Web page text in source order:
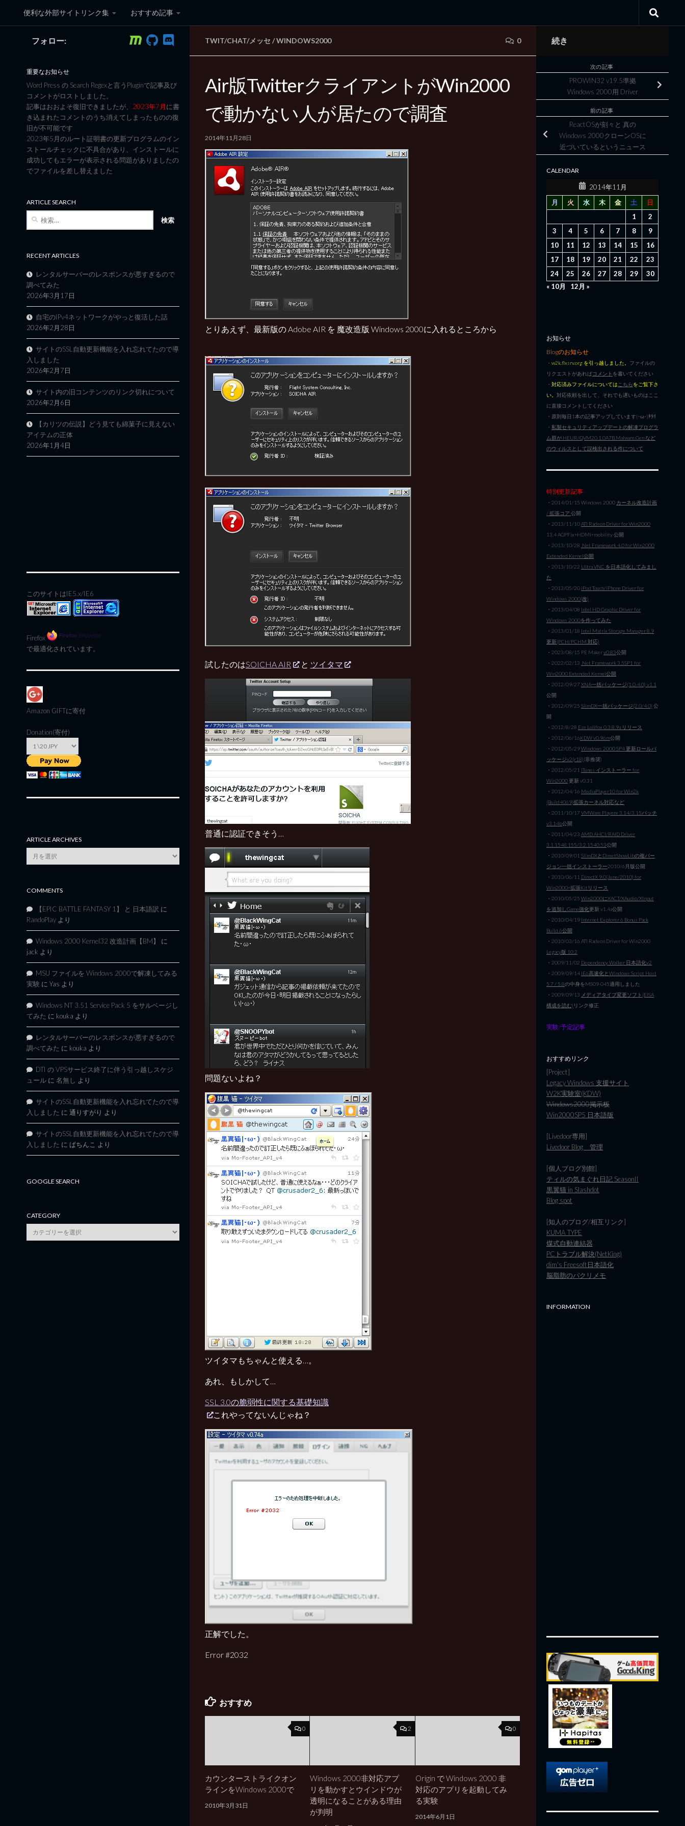
コンテンツへスキップ
便利な外部サイトリンク集 おすすめ記事
黒翼猫のコンピュータ日記 3rd Edition
TWIT/CHAT/メッセ /WINDOWS2000 0
Air版TwitterクライアントがWin2000
で動かない人が居たので調査
2014年11月28日
とりあえず、最新版の Adobe AIR を 魔改造版 Windows 2000に入れるところから
試したのはSOICHA AIR と ツイタマ
普通に認証できそう…
問題ないよね？
ツイタマもちゃんと使える…。
あれ、もしかして…
SSL 3.0の脆弱性に関する基礎知識
これやってないんじゃね？
正解でした。
Error #2032
おすすめ
0
カウンターストライクオン
ラインをWindows 2000で
2010年3月31日
2
Windows 2000非対応アプ
リを動かすとウインドウが
透明になることがある理由
が判明
0
Origin で Windows 2000 非
対応のアプリを起動してみ
る実験
2014年6月1日
フォロー:
重要なお知らせ
Word Press の Search Regexと言うPluginで記事及び
コメントがロストしました。
記事はおおよそ復旧できましたが、 2023年7月に書
き込まれたコメントのうち消えてしまったものの復
旧が不可能です
2023年5月のルート証明書の更新プログラムのイン
ストールチェックに不具合があり、インストールに
成功してもエラーが表示される問題がありましたの
でファイルを差し替えました
ARTICLE SEARCH
RECENT ARTICLES
レンタルサーバーのレスポンスが悪すぎるので
調べてみた
2026年3月17日
自宅のIPv4ネットワークがやっと復活した話
2026年2月28日
サイトのSSL自動更新機能を入れ忘れてたので導
入しました
2026年2月7日
サイト内の旧コンテンツのリンク切れについて
2026年2月6日
【カリツの伝説】どう見ても綿菓子に見えない
アイテムの正体
2026年1月4日
このサイトはIE5.x/IE6
Firefox
で最適化されています。
Amazon GIFTに寄付
Donation(寄付)
ARTICLE ARCHIVES
Article
Archives
COMMENTS
【EPIC BATTLE FANTASY 1】 と 日本語訳 に
RandoPlay より
Windows 2000 Kernel32 改造計画【BM】
に
jack より
MSU ファイルを Windows 2000で解凍してみる
実験 に Yas より
Windows NT 3.51 Service Pack 5 をサルベージし
てみた に kouka より
レンタルサーバーのレスポンスが悪すぎるので
調べてみた に kouka より
DTI の VPSサービス終了に伴う引っ越しスケジ
ュール に 名無し より
サイトのSSL自動更新機能を入れ忘れてたので導
入しました に 通りすがり より
サイトのSSL自動更新機能を入れ忘れてたので導
入しました に ぱちんこ より
GOOGLE SEARCH
CATEGORY
category
続き
次の記事
PROWIN32 v19.5準拠
Windows 2000用 Driver
前の記事
ReactOSが刻々と 真の
Windows 2000クローンOSに
近づいているというニュース
CALENDAR
2014年11月
月
火 水 木 金 土
日
1
2
3
4 5 6 7 8
9
10
11 12 13 14 15
16
17
18 19 20 21 22
23
24
25 26 27 28 29
30
« 10月
12月 »
お知らせ
Blogのお知らせ
・ w2k.flxsrv.org を引っ越しました。 ファイルの
リクエストがあればコメント を書いてください
・ 対応済みファイルについては こちらをご覧下さ
い。 対応依頼を出して、それでも遅いものはここ
に直接コメントしてください
・原則毎日1本の記事アップしています|･ω･)ﾁﾗﾘ
・ 私製セキュリティアップデートの解凍プログラ
ム群が HEUR/QVM20.1.0A7B.Malware.Gen など
のウィルスとして誤検出される件について
特別更新記事
・2014/01/15 Windows 2000 カーネル改造計画
/ 拡張コア 公開
・2013/11/10ATI Radeon Driver for Win2000
13.4 AGPFix+HDMI+mobility 公開
・2013/10/28 .Net Framework 4.0 for Win2000
Extended Kernel公開
・2013/10/22 Ultra VNC を日本語化してみまし
た
・2013/05/20 iPod Touch/iPhone Driver for
Windows 2000(改)
・2013/04/08 Intel HD Graphic Driver for
Windows 2000を作ってみた
・2013/01/18 Intel Matrix Storage Manager 8.9
更新(PCH/PCHM 対応)
・2023/08/15 PE Makerv0.83公開
・2022/02/13 .Net Framework 3.5SP1 for
Win2000 Extended Kernel公開
・2012/09/27XNA一括パッケージ(1.0-4.0) v1.1
公開
・2012/09/25 SlimDX一括パッケージ(2.0/4.0) 公
開
・2012/8/28 Ese Lolifox 0.3.8.9a リリース
・2012/06/16KDW v0.96m公開
・2012/05/29Windows 2000 SP4 更新ロールパ
ッケージv2(r18)(非推奨)
・2012/05/21 iTunes インストーラー for
Win2000更新 v0.31
・2012/04/16 MediaPlayer10 for Win2k
(Build4069)拡張カーネル対応など
・2011/10/17VMWare Playere 3.14/3.15パッチ
v3.14b公開
・2011/04/23 AMD AHCI/RAID Driver
3.1.1548.155/3.2.1540.53公開
・2010/09/01 SlimDXとDirectShowLibの複バー
ジョン一括インストーラー2010/6月版公開
・2010/06/11 DirectX 9.0(June/2010) for
Win2000+拡張Kitリリース
・2010/05/25 Win2000にXACT/XAudio/XInput
を追加しGame強化更新 v1.4a公開
・2010/04/19 Internet Explorer 6 Bonus Pack
Build 6公開
・2010/03/16 ATI Radeon Driver for Win2000
Legacy版 10.2
・2009/11/02 Dependency Walker 日本語化v2
・2009/09/14 IE6高速化とWindows Script Host
5.7 / 5.8の中身をMS09-045適用しました
・2009/09/13 メディアタイプ変更ソフト(EISA
構成を読む) リンク修正
実験/予定記事
おすすめリンク
[Project]
Legacy Windows 支援サイト
W2K実験室(KDW)
Windows2000掲示板
Win2000SP5 日本語版
[Livedoor専用]
Livedoor Blog 管理
[個人ブログ別館]
ティルの気まぐれ日記 SeasonII
黒翼猫 in Slashdot
Blog spot
[知人のブログ/相互リンク]
KUMA TYPE
煤式自動連結器
PCトラブル解決(NetKing)
dim's Freesoft日本語化
脳脂肪のパクリメモ
INFORMATION